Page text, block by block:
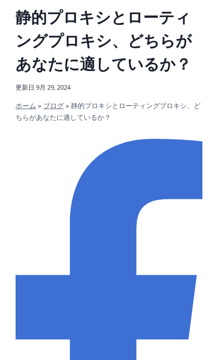
静的プロキシとローティ
ングプロキシ、どちらが
あなたに適しているか？
更新日 9月 29, 2024
ホーム » ブログ » 静的プロキシとローティングプロキシ、ど
ちらがあなたに適しているか？